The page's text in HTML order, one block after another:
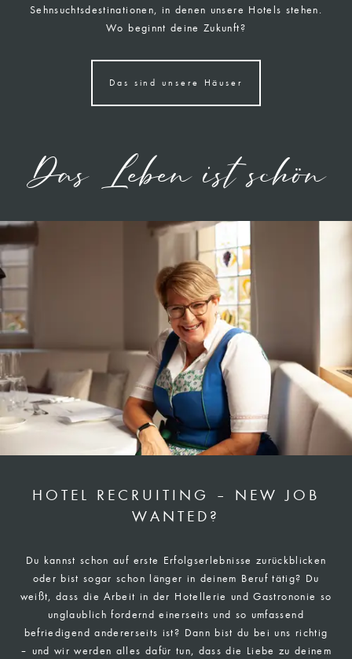
Sehnsuchtsdestinationen, in denen unsere Hotels stehen.
Wo beginnt deine Zukunft?
Das sind unsere Häuser
Das Leben ist schön
HOTEL RECRUITING – NEW JOB
WANTED?
Du kannst schon auf erste Erfolgserlebnisse zurückblicken
oder bist sogar schon länger in deinem Beruf tätig? Du
weißt, dass die Arbeit in der Hotellerie und Gastrononie so
unglaublich fordernd einerseits und so umfassend
befriedigend andererseits ist? Dann bist du bei uns richtig
– und wir werden alles dafür tun, dass die Liebe zu deinem